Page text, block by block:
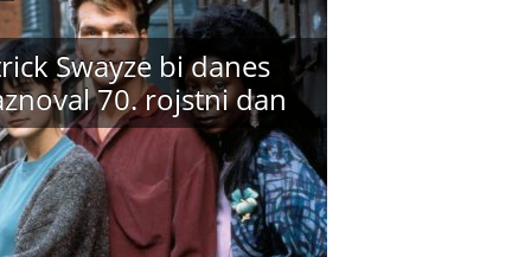
Swayze bi danes
70. rojstni dan